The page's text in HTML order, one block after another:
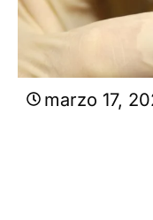
marzo 17,